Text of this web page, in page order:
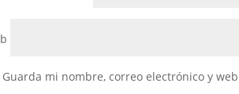
Guarda mi nombre, correo electrónico y